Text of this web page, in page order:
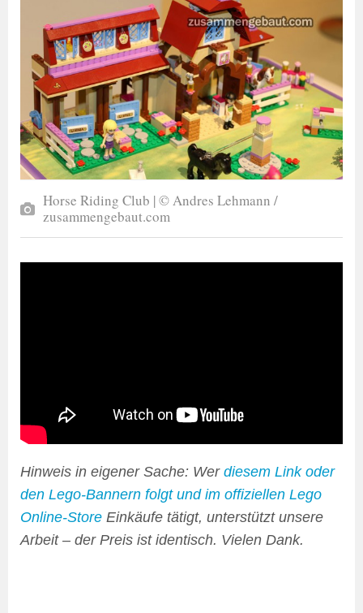
Horse Riding Club | © Andres Lehmann /
zusammengebaut.com
Hinweis in eigener Sache: Wer diesem Link oder
den Lego-Bannern folgt und im offiziellen Lego
Online-Store Einkäufe tätigt, unterstützt unsere
Arbeit – der Preis ist identisch. Vielen Dank.